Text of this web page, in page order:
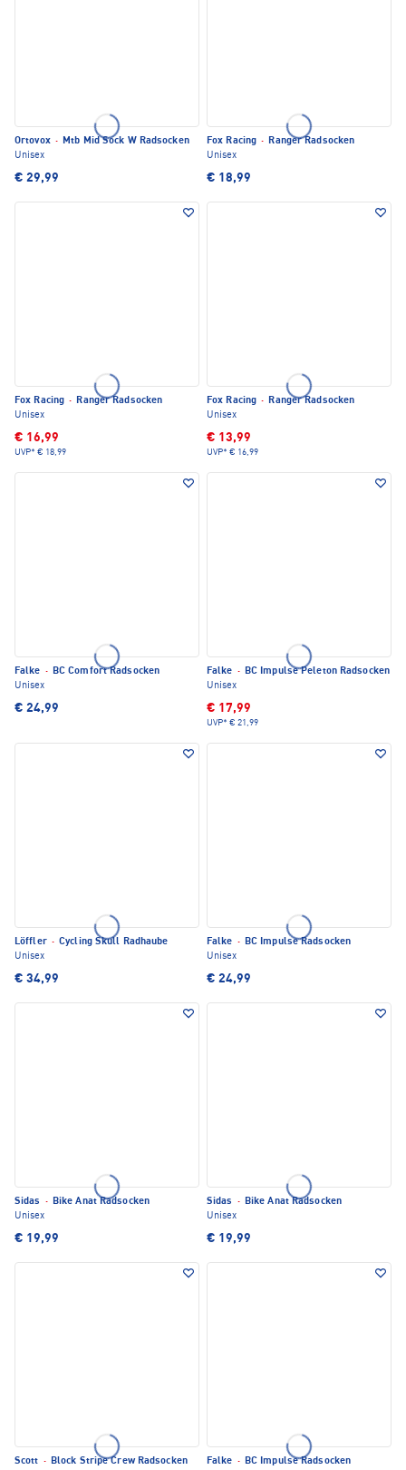
Ortovox · Mtb Mid Sock W Radsocken
Unisex
€ 29,99
Fox Racing · Ranger Radsocken
Unisex
€ 18,99
Fox Racing · Ranger Radsocken
Unisex
€ 16,99
UVP* € 18,99
Fox Racing · Ranger Radsocken
Unisex
€ 13,99
UVP* € 16,99
Falke · BC Comfort Radsocken
Unisex
€ 24,99
Falke · BC Impulse Peleton Radsocken
Unisex
€ 17,99
UVP* € 21,99
Löffler · Cycling Skull Radhaube
Unisex
€ 34,99
Falke · BC Impulse Radsocken
Unisex
€ 24,99
Sidas · Bike Anat Radsocken
Unisex
€ 19,99
Sidas · Bike Anat Radsocken
Unisex
€ 19,99
Scott · Block Stripe Crew Radsocken
Falke · BC Impulse Radsocken